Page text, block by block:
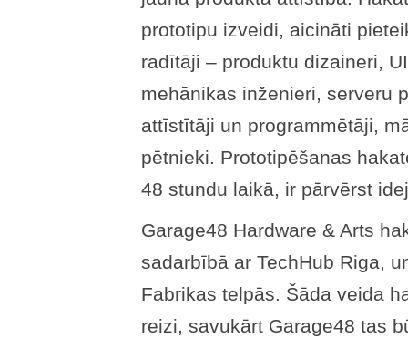
prototipu izveidi, aicināti
radītāji – produktu dizaineri,
mehānikas inženieri, serveru
attīstītāji un programmētāji,
pētnieki. Prototipēšanas
48 stundu laikā, ir pārvērst
Garage48 Hardware & Arts
sadarbībā ar TechHub Riga,
Fabrikas telpās. Šāda veida
reizi, savukārt Garage48 tas